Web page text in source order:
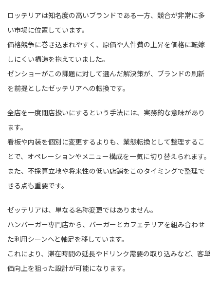
ロッテリアは知名度の高いブランドである一方、競合が非常に多
い市場に位置しています。
価格競争に巻き込まれやすく、原価や人件費の上昇を価格に転嫁
しにくい構造を抱えていました。
ゼンショーがこの課題に対して選んだ解決策が、ブランドの刷新
を前提としたゼッテリアへの転換です。
全店を一度閉店扱いにするという手法には、実務的な意味があり
ます。
看板や内装を個別に変更するよりも、業態転換として整理するこ
とで、オペレーションやメニュー構成を一気に切り替えられます。
また、不採算立地や将来性の低い店舗をこのタイミングで整理で
きる点も重要です。
ゼッテリアは、単なる名称変更ではありません。
ハンバーガー専門店から、バーガーとカフェテリアを組み合わせ
た利用シーンへと軸足を移しています。
これにより、滞在時間の延長やドリンク需要の取り込みなど、客単
価向上を狙った設計が可能になります。